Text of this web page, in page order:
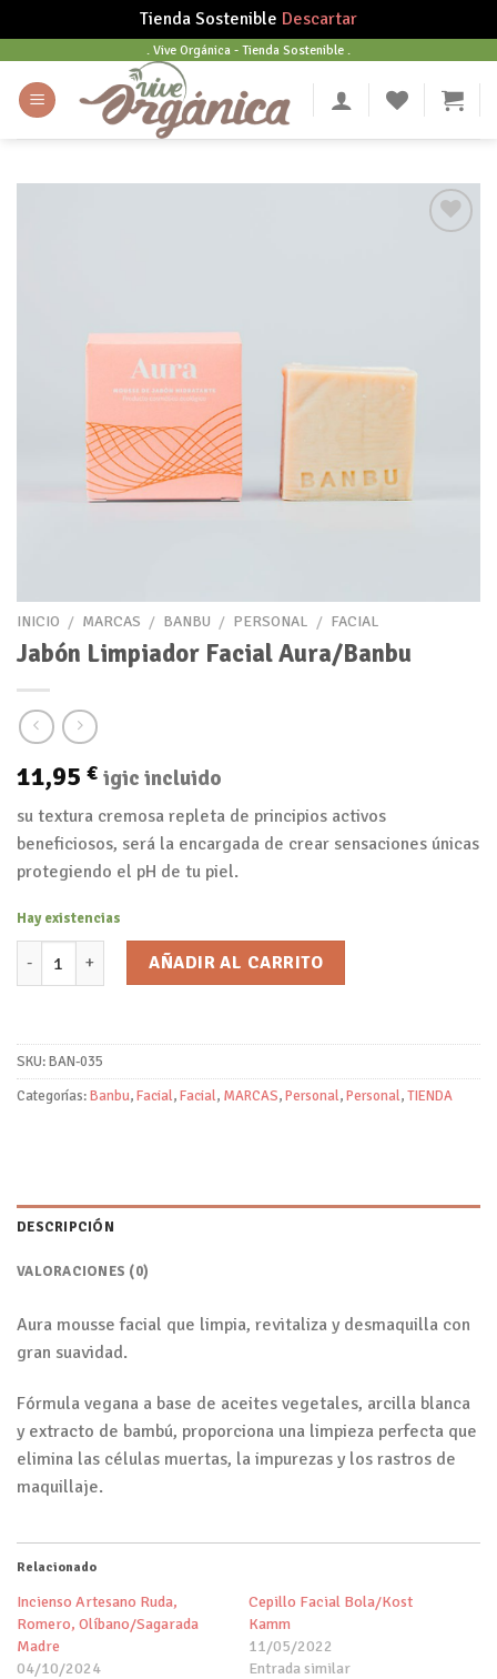
Tienda Sostenible Descartar
content
. Vive Orgánica - Tienda Sostenible .
INICIO / MARCAS / BANBU / PERSONAL / FACIAL
Jabón Limpiador Facial Aura/Banbu
11,95 € igic incluido
su textura cremosa repleta de principios activos
beneficiosos, será la encargada de crear sensaciones únicas
protegiendo el pH de tu piel.
Hay existencias
Jabón Limpiador Facial Aura/Banbu cantidad
AÑADIR AL CARRITO
SKU:BAN-035
Categorías:Banbu,Facial,Facial, MARCAS,Personal,Personal,TIENDA
DESCRIPCIÓN
VALORACIONES (0)
Aura mousse facial que limpia, revitaliza y desmaquilla con
gran suavidad.
Fórmula vegana a base de aceites vegetales, arcilla blanca
y extracto de bambú, proporciona una limpieza perfecta que
elimina las células muertas, la impurezas y los rastros de
maquillaje.
Relacionado
Incienso Artesano Ruda,
Romero, Olíbano/Sagarada
Madre
04/10/2024
Cepillo Facial Bola/Kost
Kamm
11/05/2022
Entrada similar